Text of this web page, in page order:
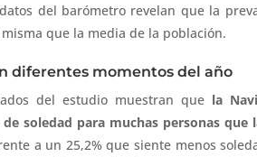
del barómetro revelan que la
que la media de la población.
diferentes momentos del año
del estudio muestran que la
de soledad para muchas personas que
a un 25,2% que siente menos